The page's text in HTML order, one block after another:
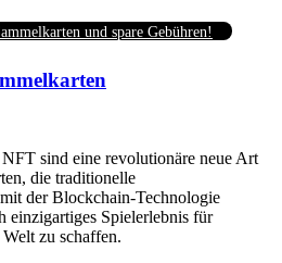
und spare Gebühren!
sind eine revolutionäre neue Art
die traditionelle
der Blockchain-Technologie
Spielerlebnis für
zu schaffen.